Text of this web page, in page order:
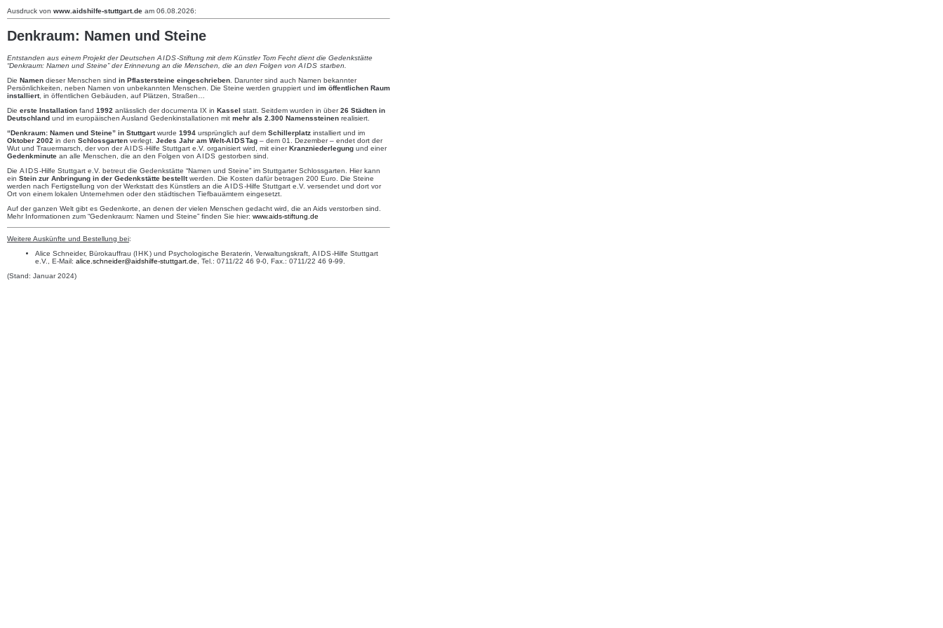
Ausdruck von www.aidshilfe-stuttgart.de am 06.08.2026:
Denkraum: Namen und Steine
Entstanden aus einem Projekt der Deutschen AIDS-Stiftung mit dem Künstler Tom Fecht dient die Gedenkstätte
“Denkraum: Namen und Steine” der Erinnerung an die Menschen, die an den Folgen von AIDS starben.
Die Namen dieser Menschen sind in Pflastersteine eingeschrieben . Darunter sind auch Namen bekannter
Persönlichkeiten, neben Namen von unbekannten Menschen. Die Steine werden gruppiert und im öffentlichen Raum
installiert, in öffentlichen Gebäuden, auf Plätzen, Straßen…
Die erste Installation fand 1992 anlässlich der documenta IX in Kassel statt. Seitdem wurden in über26 Städten in
Deutschland und im europäischen Ausland Gedenkinstallationen mit mehr als 2.300 Namenssteinen realisiert.
“Denkraum: Namen und Steine” in Stuttgartwurde 1994 ursprünglich auf dem Schillerplatz installiert und im
Oktober 2002 in den Schlossgarten verlegt. Jedes Jahr am Welt-AIDSTag – dem 01. Dezember – endet dort der
Wut und Trauermarsch, der von derAIDS-Hilfe Stuttgart e.V. organisiert wird, mit einerKranzniederlegung und einer
Gedenkminute an alle Menschen, die an den Folgen von AIDS gestorben sind.
Die AIDS-Hilfe Stuttgart e.V. betreut die Gedenkstätte “Namen und Steine” im Stuttgarter Schlossgarten. Hier kann
ein Stein zur Anbringung in der Gedenkstätte bestelltwerden. Die Kosten dafür betragen 200 Euro. Die Steine
werden nach Fertigstellung von der Werkstatt des Künstlers an die AIDS-Hilfe Stuttgart e.V. versendet und dort vor
Ort von einem lokalen Unternehmen oder den städtischen Tiefbauämtern eingesetzt.
Auf der ganzen Welt gibt es Gedenkorte, an denen der vielen Menschen gedacht wird, die an Aids verstorben sind.
Mehr Informationen zum “Gedenkraum: Namen und Steine” finden Sie hier: www.aids-stiftung.de
Weitere Auskünfte und Bestellung bei:
Alice Schneider, Bürokauffrau (IHK) und Psychologische Beraterin, Verwaltungskraft, AIDS-Hilfe Stuttgart
e.V., E-Mail: alice.schneider@aidshilfe-stuttgart.de , Tel.: 0711/22 46 9-0, Fax.: 0711/22 46 9-99.
(Stand: Januar 2024)